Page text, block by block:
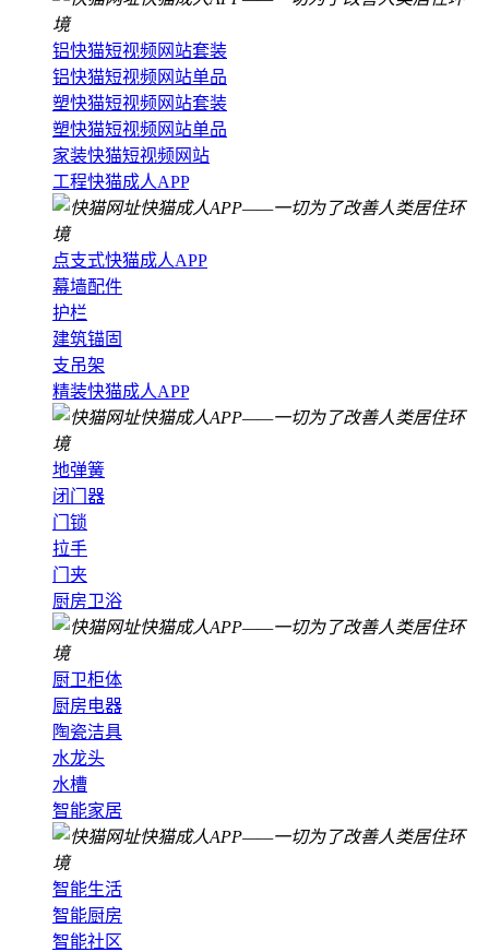
铝快猫短视频网站套装
铝快猫短视频网站单品
塑快猫短视频网站套装
塑快猫短视频网站单品
家装快猫短视频网站
工程快猫成人APP
点支式快猫成人APP
幕墙配件
护栏
建筑锚固
支吊架
精装快猫成人APP
地弹簧
闭门器
门锁
拉手
门夹
厨房卫浴
厨卫柜体
厨房电器
陶瓷洁具
水龙头
水槽
智能家居
智能生活
智能厨房
智能社区